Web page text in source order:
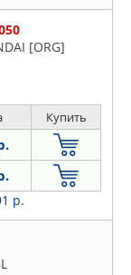
[ORG]
Купить
р.